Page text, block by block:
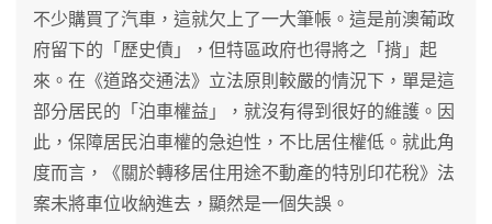
不少購買了汽車，這就欠上了一大筆帳。這是前澳葡政
府留下的「歷史債」，但特區政府也得將之「揹」起
來。在《道路交通法》立法原則較嚴的情況下，單是這
部分居民的「泊車權益」，就沒有得到很好的維護。因
此，保障居民泊車權的急迫性，不比居住權低。就此角
度而言，《關於轉移居住用途不動產的特別印花稅》法
案未將車位收納進去，顯然是一個失誤。